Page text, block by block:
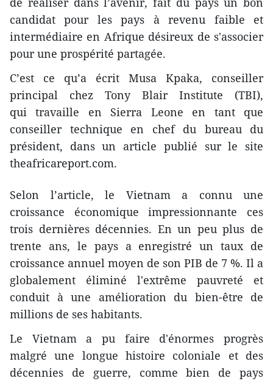
candidat pour les pays à revenu faible et
intermédiaire en Afrique désireux de s'associer
pour une prospérité partagée.
C’est ce qu’a écrit Musa Kpaka, conseiller
principal chez Tony Blair Institute (TBI),
qui travaille en Sierra Leone en tant que
conseiller technique en chef du bureau du
président, dans un article publié sur le site
theafricareport.com.
Selon l’article, le Vietnam a connu une
croissance économique impressionnante ces
trois dernières décennies. En un peu plus de
trente ans, le pays a enregistré un taux de
croissance annuel moyen de son PIB de 7 %. Il a
globalement éliminé l'extrême pauvreté et
conduit à une amélioration du bien-être de
millions de ses habitants.
Le Vietnam a pu faire d'énormes progrès
malgré une longue histoire coloniale et des
décennies de guerre, comme bien de pays